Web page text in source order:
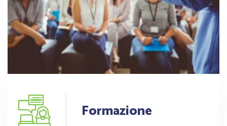
Formazione